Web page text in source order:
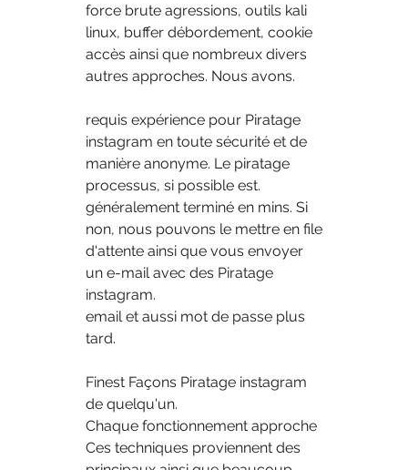
force brute agressions, outils kali
linux, buffer débordement, cookie
accès ainsi que nombreux divers
autres approches. Nous avons.
requis expérience pour Piratage
instagram en toute sécurité et de
manière anonyme. Le piratage
processus, si possible est.
généralement terminé en mins. Si
non, nous pouvons le mettre en file
d'attente ainsi que vous envoyer
un e-mail avec des Piratage
instagram.
email et aussi mot de passe plus
tard.
Finest Façons Piratage instagram
de quelqu'un.
Chaque fonctionnement approche
Ces techniques proviennent des